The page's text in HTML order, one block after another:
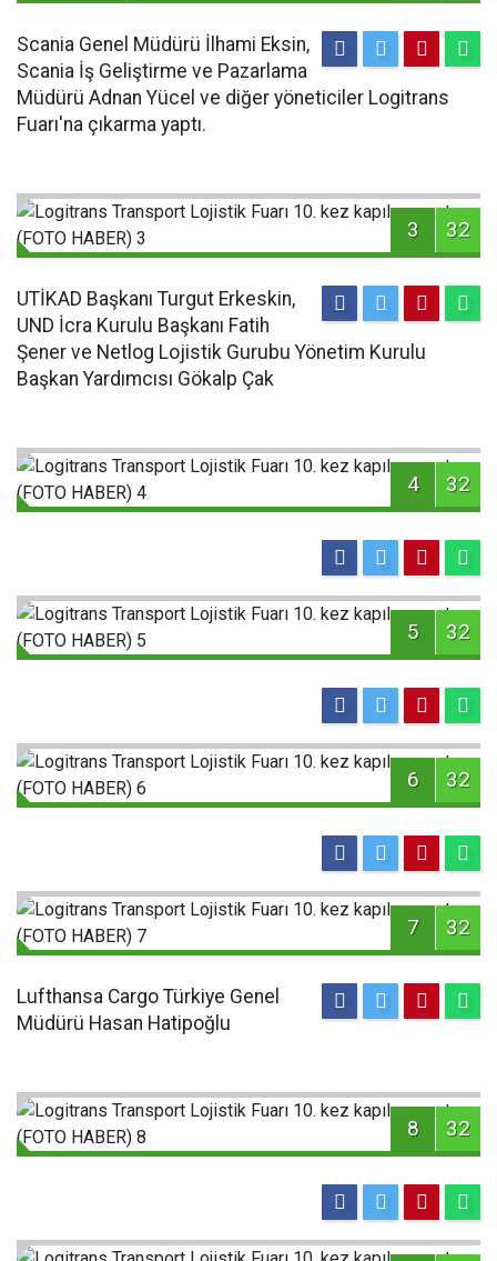
Scania Genel Müdürü İlhami Eksin,
Scania İş Geliştirme ve Pazarlama
Müdürü Adnan Yücel ve diğer yöneticiler Logitrans
Fuarı'na çıkarma yaptı.
3 32
UTİKAD Başkanı Turgut Erkeskin,
UND İcra Kurulu Başkanı Fatih
Şener ve Netlog Lojistik Gurubu Yönetim Kurulu
Başkan Yardımcısı Gökalp Çak
4 32
5 32
6 32
7 32
Lufthansa Cargo Türkiye Genel
Müdürü Hasan Hatipoğlu
8 32